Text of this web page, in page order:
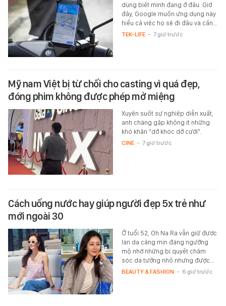
dùng biết mình đang ở đâu. Giờ
đây, Google muốn ứng dụng này
hiểu cả việc họ sẽ đi đâu và cần…
TEK-LIFE - 7 giờ trước
Mỹ nam Việt bị từ chối cho casting vì quá đẹp,
đóng phim không được phép mở miệng
Xuyên suốt sự nghiệp diễn xuất,
anh chàng gặp không ít những
khó khăn "dở khóc dở cười".
CINE - 7 giờ trước
Cách uống nước hay giúp người đẹp 5x trẻ như
mới ngoài 30
Ở tuổi 52, Oh Na Ra vẫn giữ được
làn da căng mịn đáng ngưỡng
mộ nhờ những bí quyết chăm
sóc da tưởng nhỏ nhưng được…
BEAUTY & FASHION - 6 giờ trước